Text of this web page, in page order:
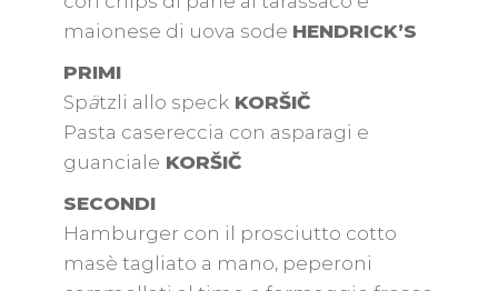
maionese di uova sode HENDRICK’S
PRIMI
Spätzli allo speckKORŠIČ
Pasta casereccia con asparagi e
guanciale KORŠIČ
SECONDI
Hamburger con il prosciutto cotto
masè tagliato a mano, peperoni